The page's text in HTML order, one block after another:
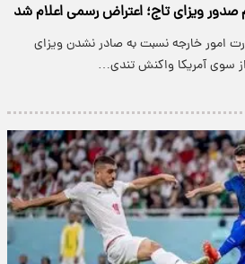
ویزای تاج؛ اعتراض رسمی اعلام شد
امور خارجه نسبت به صادر نشدن ویزای
سوی آمریکا واکنش تندی…